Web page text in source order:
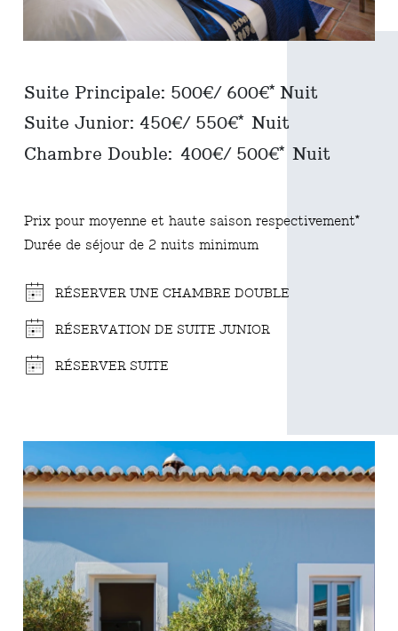
Suite Principale: 500€/ 600€* Nuit
Suite Junior: 450€/ 550€* Nuit
Chambre Double: 400€/ 500€* Nuit
Prix pour moyenne et haute saison respectivement*
Durée de séjour de 2 nuits minimum
RÉSERVER UNE CHAMBRE DOUBLE
RÉSERVATION DE SUITE JUNIOR
RÉSERVER SUITE